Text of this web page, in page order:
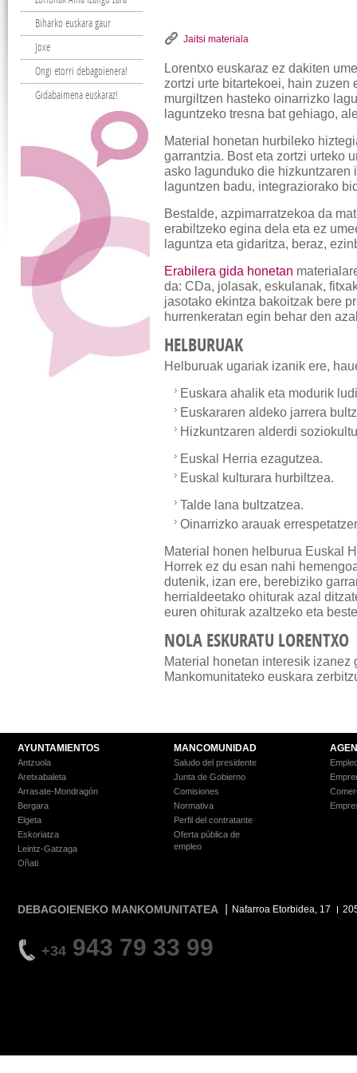
Jaitsi materiala
Lorentxo euskaraz ez dakiten
zortzi urte bitartekoei, hain
murgiltzen hasteko oinarrizko
laguntzeko tresna bat gehiago,
Material honetan hurbileko
garrantzia. Bost eta zortzi urteko
asko lagunduko die hizkuntzaren
laguntzen badu, integraziorako
Bestalde, azpimarratzekoa da
erabiltzeko egina dela eta ez
laguntza eta gidaritza, beraz,
Erabilera gida honetan
da: CDa, jolasak, eskulanak,
jasotako ekintza bakoitzak bere
hurrenkeratan egin behar den
HELBURUAK
Helburuak ugariak izanik ere,
Euskara ahalik eta modurik
Euskararen aldeko jarrera
Hizkuntzaren alderdi
Euskal Herria ezagutzea.
Euskal kulturara hurbiltzea.
Talde lana bultzatzea.
Oinarrizko arauak
Material honen helburua Euskal
Horrek ez du esan nahi
dutenik, izan ere, berebiziko
herrialdeetako ohiturak azal
euren ohiturak azaltzeko eta
NOLA ESKURATU LORENTXO
Material honetan interesik
Mankomunitateko euskara
Biharko euskara gaur
Joxe
Ongi etorri debagoienera!
Gidabaimena euskaraz!
AYUNTAMIENTOS
Antzuola
Aretxabaleta
Arrasate-Mondragón
Bergara
Elgeta
Eskoriatza
Leintz-Gatzaga
Oñati
MANCOMUNIDAD
Saludo del presidente
Junta de Gobierno
Comisiones
Normativa
Perfil del contratante
Oferta pública de
empleo
DEBAGOIENEKO MANKOMUNITATEA Nafarroa Etorbidea, 17
+34 943 79 33 99